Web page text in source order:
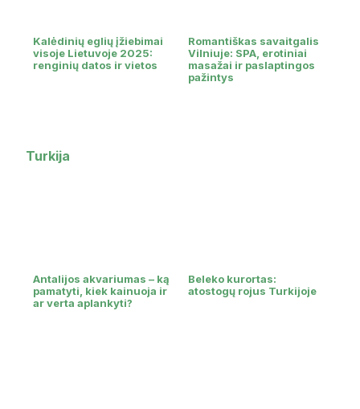
Kalėdinių eglių įžiebimai
visoje Lietuvoje 2025:
renginių datos ir vietos
Romantiškas savaitgalis
Vilniuje: SPA, erotiniai
masažai ir paslaptingos
pažintys
Turkija
Antalijos akvariumas – ką
pamatyti, kiek kainuoja ir
ar verta aplankyti?
Beleko kurortas:
atostogų rojus Turkijoje